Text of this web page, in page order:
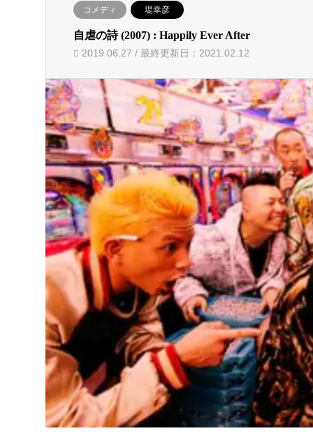
コメディ 堤幸彦
自虐の詩 (2007) : Happily Ever After
2019.06.27 / 最終更新日：2021.02.12